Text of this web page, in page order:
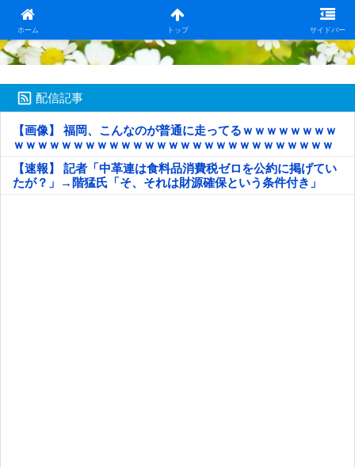
ホーム トップ サイドバー
日本第一！ニュース録
配信記事
【画像】 福岡、こんなのが普通に走ってるｗｗｗｗｗｗｗｗ
ｗｗｗｗｗｗｗｗｗｗｗｗｗｗｗｗｗｗｗｗｗｗｗｗｗｗｗ
ｗｗｗｗｗ
【速報】 記者「中革連は食料品消費税ゼロを公約に掲げてい
たが？」→階猛氏「そ、それは財源確保という条件付き」